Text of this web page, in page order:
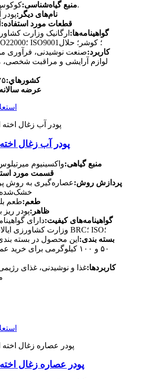
منبع گیاه‌شناسی:کوکوس نوسیفرا.
نام‌های دیگر:
قطعات مورد استفاده:
گواهینامه‌ها: ارگانیک وزارت
متحده، ISO22000؛ ISO9001؛ کوشر؛ حلال
کاربرد:صنعت نوشیدنی، فرآوری
لوازم آرایشی و مراقبت
کشورهاي:۲۵
عرضه
پودر آب زغال
منبع گیاهی:واکسینیوم
قسمت مورد
پردازش روش:عصاره‌گیری به روش
خشک‌شده
طعم:طعم
ظاهر:پودر ریز
گواهینامه‌های کیفیت:دارای
وزارت کشاورزی ایالات متحده؛ BRC؛ ISO؛
بسته بندی:
۵۰ و ۱۰۰ کیلوگرمی برای
کاربردها:غذا و نوشیدنی، غذای
پودر عصاره زغال اخته